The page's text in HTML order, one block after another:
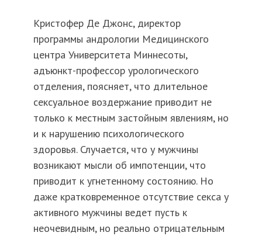
Кристофер Де Джонс, директор
программы андрологии Медицинского
центра Университета Миннесоты,
адъюнкт-профессор урологического
отделения, поясняет, что длительное
сексуальное воздержание приводит не
только к местным застойным явлениям, но
и к нарушению психологического
здоровья. Случается, что у мужчины
возникают мысли об импотенции, что
приводит к угнетенному состоянию. Но
даже кратковременное отсутствие секса у
активного мужчины ведет пусть к
неочевидным, но реально отрицательным